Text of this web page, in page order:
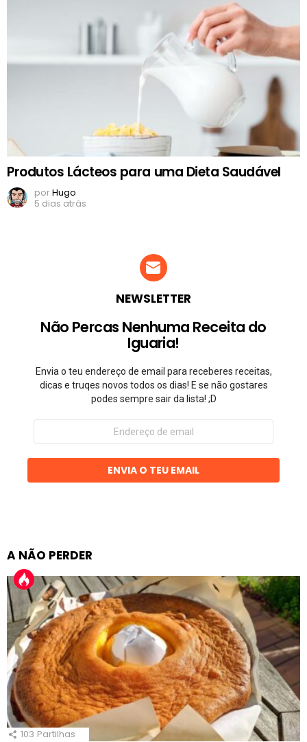
Produtos Lácteos para uma Dieta Saudável
porHugo
5 dias atrás
NEWSLETTER
Não Percas Nenhuma Receita do
Iguaria!
Envia o teu endereço de email para receberes receitas,
dicas e truqes novos todos os dias! E se não gostares
podes sempre sair da lista! ;D
Endereço
email
ENVIA O TEU EMAIL
A NÃO PERDER
103 Partilhas